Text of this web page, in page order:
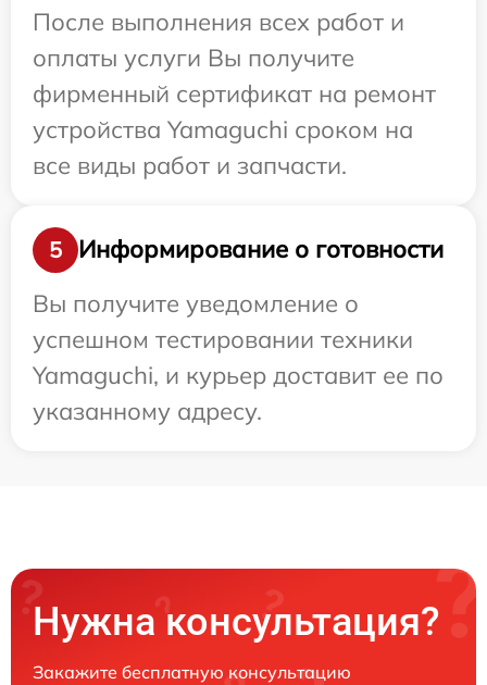
После выполнения всех работ и
оплаты услуги Вы получите
фирменный сертификат на ремонт
устройства Yamaguchi сроком на
все виды работ и запчасти.
5
Информирование о готовности
Вы получите уведомление о
успешном тестировании техники
Yamaguchi, и курьер доставит ее по
указанному адресу.
Нужна консультация?
Закажите бесплатную консультацию